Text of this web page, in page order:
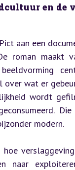
en de
aan een
roman maakt
over wat er
wordt
modern.
hoe
naar